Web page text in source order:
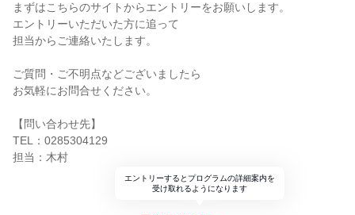
まずはこちらのサイトからエントリーをお願いします。
エントリーいただいた方に追って
担当からご連絡いたします。
ご質問・ご不明点などございましたら
お気軽にお問合せください。
【問い合わせ先】
TEL：0285304129
担当：木村
エントリーするとプログラムの詳細案内を
受け取れるようになります